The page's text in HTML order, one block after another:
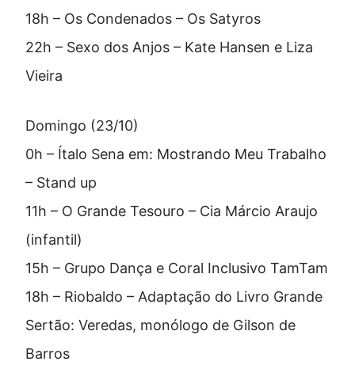
18h – Os Condenados – Os Satyros
22h – Sexo dos Anjos – Kate Hansen e Liza
Vieira
Domingo (23/10)
0h – Ítalo Sena em: Mostrando Meu Trabalho
– Stand up
11h – O Grande Tesouro – Cia Márcio Araujo
(infantil)
15h – Grupo Dança e Coral Inclusivo TamTam
18h – Riobaldo – Adaptação do Livro Grande
Sertão: Veredas, monólogo de Gilson de
Barros